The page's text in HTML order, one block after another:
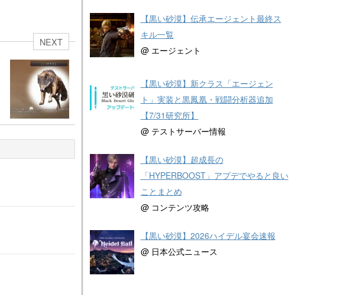
NEXT
【黒い砂漠】伝承エージェント最終ス
キル一覧
@ エージェント
【黒い砂漠】新クラス「エージェン
ト」実装と黒鳳凰・戦闘分析器追加
【7/31研究所】
@ テストサーバー情報
【黒い砂漠】超成長の
「HYPERBOOST」アプデでやると良い
ことまとめ
@ コンテンツ攻略
【黒い砂漠】2026ハイデル宴会速報
@ 日本公式ニュース